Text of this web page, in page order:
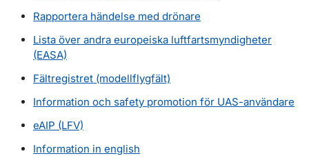
Rapportera händelse med drönare
Lista över andra europeiska luftfartsmyndigheter
(EASA)
Fältregistret (modellflygfält)
Information och safety promotion för UAS-användare
eAIP (LFV)
Information in english